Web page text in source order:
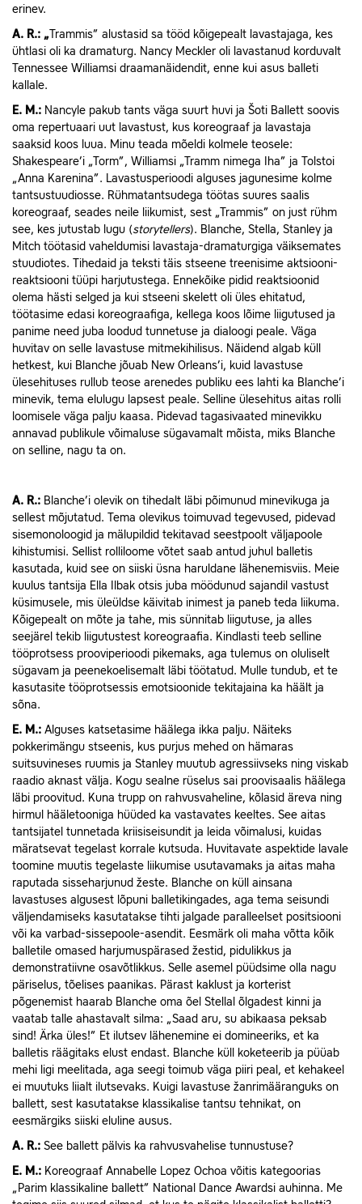
erinev.
A. R.: „Trammis” alustasid sa tööd kõigepealt lavastajaga, kes
ühtlasi oli ka dramaturg. Nancy Meckler oli lavastanud korduvalt
Tennessee Williamsi draamanäidendit, enne kui asus balleti
kallale.
E. M.: Nancyle pakub tants väga suurt huvi ja Šoti Ballett soovis
oma repertuaari uut lavastust, kus koreograaf ja lavastaja
saaksid koos luua. Minu teada mõeldi kolmele teosele:
Shakespeare’i „Torm”, Williamsi „Tramm nimega Iha” ja Tolstoi
„Anna Karenina”. Lavastusperioodi alguses jagunesime kolme
tantsustuudiosse. Rühmatantsudega töötas suures saalis
koreograaf, seades neile liikumist, sest „Trammis” on just rühm
see, kes jutustab lugu (storytellers). Blanche, Stella, Stanley ja
Mitch töötasid vaheldumisi lavastaja-dramaturgiga väiksemates
stuudiotes. Tihedaid ja teksti täis stseene treenisime aktsiooni-
reaktsiooni tüüpi harjutustega. Ennekõike pidid reaktsioonid
olema hästi selged ja kui stseeni skelett oli üles ehitatud,
töötasime edasi koreograafiga, kellega koos lõime liigutused ja
panime need juba loodud tunnetuse ja dialoogi peale. Väga
huvitav on selle lavastuse mitmekihilisus. Näidend algab küll
hetkest, kui Blanche jõuab New Orleans’i, kuid lavastuse
ülesehituses rullub teose arenedes publiku ees lahti ka Blanche’i
minevik, tema elulugu lapsest peale. Selline ülesehitus aitas rolli
loomisele väga palju kaasa. Pidevad tagasivaated minevikku
annavad publikule võimaluse sügavamalt mõista, miks Blanche
on selline, nagu ta on.
A. R.: Blanche’i olevik on tihedalt läbi põimunud minevikuga ja
sellest mõjutatud. Tema olevikus toimuvad tegevused, pidevad
sisemonoloogid ja mälupildid tekitavad seestpoolt väljapoole
kihistumisi. Sellist rolliloome võtet saab antud juhul balletis
kasutada, kuid see on siiski üsna haruldane lähenemisviis. Meie
kuulus tantsija Ella Ilbak otsis juba möödunud sajandil vastust
küsimusele, mis üleüldse käivitab inimest ja paneb teda liikuma.
Kõigepealt on mõte ja tahe, mis sünnitab liigutuse, ja alles
seejärel tekib liigutustest koreograafia. Kindlasti teeb selline
tööprotsess prooviperioodi pikemaks, aga tulemus on oluliselt
sügavam ja peenekoelisemalt läbi töötatud. Mulle tundub, et te
kasutasite tööprotsessis emotsioonide tekitajaina ka häält ja
sõna.
E. M.: Alguses katsetasime häälega ikka palju. Näiteks
pokkerimängu stseenis, kus purjus mehed on hämaras
suitsuvineses ruumis ja Stanley muutub agressiivseks ning viskab
raadio aknast välja. Kogu sealne rüselus sai proovisaalis häälega
läbi proovitud. Kuna trupp on rahvusvaheline, kõlasid äreva ning
hirmul hääletooniga hüüded ka vastavates keeltes. See aitas
tantsijatel tunnetada kriisiseisundit ja leida võimalusi, kuidas
märatsevat tegelast korrale kutsuda. Huvitavate aspektide lavale
toomine muutis tegelaste liikumise usutavamaks ja aitas maha
raputada sisseharjunud žeste. Blanche on küll ainsana
lavastuses algusest lõpuni balletikingades, aga tema seisundi
väljendamiseks kasutatakse tihti jalgade paralleelset positsiooni
või ka varbad-sissepoole-asendit. Eesmärk oli maha võtta kõik
balletile omased harjumuspärased žestid, pidulikkus ja
demonstratiivne osavõtlikkus. Selle asemel püüdsime olla nagu
päriselus, tõelises paanikas. Pärast kaklust ja korterist
põgenemist haarab Blanche oma õel Stellal õlgadest kinni ja
vaatab talle ahastavalt silma: „Saad aru, su abikaasa peksab
sind! Ärka üles!” Et ilutsev lähenemine ei domineeriks, et ka
balletis räägitaks elust endast. Blanche küll koketeerib ja püüab
mehi ligi meelitada, aga seegi toimub väga piiri peal, et kehakeel
ei muutuks liialt ilutsevaks. Kuigi lavastuse žanrimääranguks on
ballett, sest kasutatakse klassikalise tantsu tehnikat, on
eesmärgiks siiski eluline ausus.
A. R.: See ballett pälvis ka rahvusvahelise tunnustuse?
E. M.: Koreograaf Annabelle Lopez Ochoa võitis kategoorias
„Parim klassikaline ballett” National Dance Awardsi auhinna. Me